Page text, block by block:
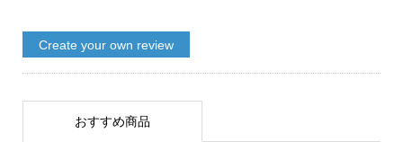
Create your own review
おすすめ商品